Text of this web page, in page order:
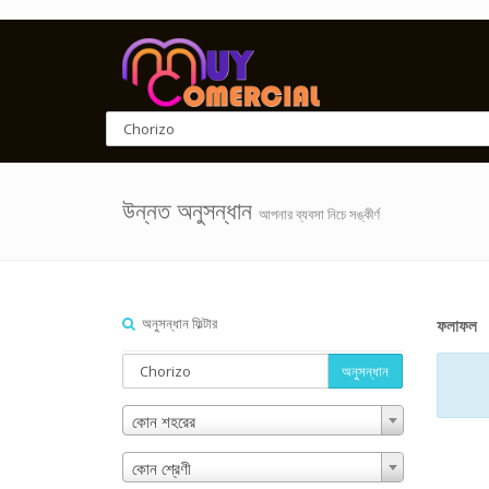
উন্নত অনুসন্ধান আপনার ব্যবসা নিচে সঙ্কীর্ণ
অনুসন্ধান ফিল্টার
অনুসন্ধান
কোন শহরের
কোন শ্রেণী
ফলাফল